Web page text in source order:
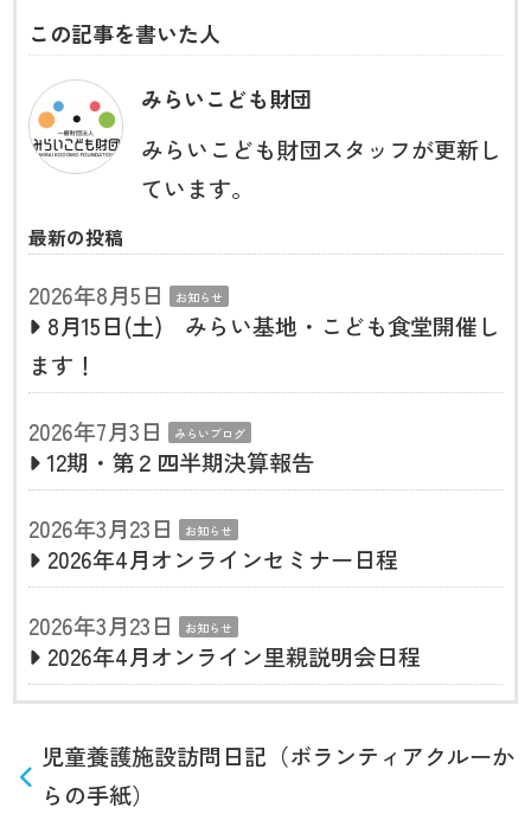
この記事を書いた人
みらいこども財団
みらいこども財団スタッフが更新し
ています。
最新の投稿
2026年8月5日 お知らせ
8月15日(土) みらい基地・こども食堂開催し
ます！
2026年7月3日
みらいブログ
12期・第２四半期決算報告
2026年3月23日
お知らせ
2026年4月オンラインセミナー日程
2026年3月23日
お知らせ
2026年4月オンライン里親説明会日程
児童養護施設訪問日記（ボランティアクルーか
らの手紙）